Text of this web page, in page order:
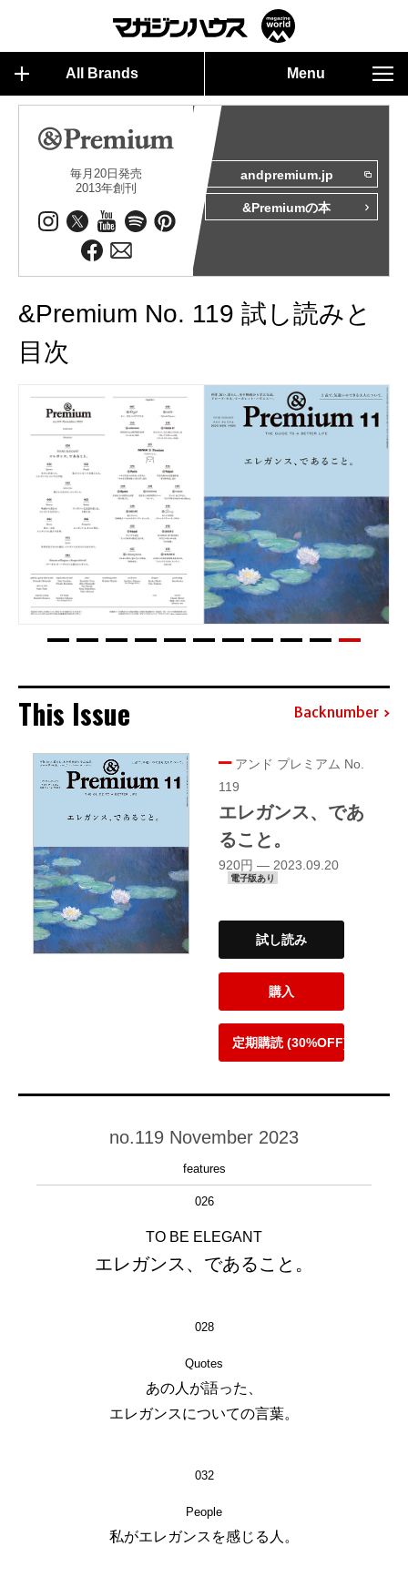
All Brands Menu
毎月20日発売
2013年創刊
andpremium.jp
&Premiumの本
&Premium No. 119 試し読みと
目次
This Issue Backnumber
アンド プレミアム No.
119
エレガンス、であ
ること。
920円 — 2023.09.20
電子版あり
試し読み
購入
定期購読 (30%OFF)
no.119 November 2023
features
026
TO BE ELEGANT
エレガンス、であること。
028
Quotes
あの人が語った、
エレガンスについての言葉。
032
People
私がエレガンスを感じる人。